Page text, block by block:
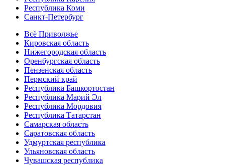
Республика Коми
Санкт-Петербург
Всё Приволжье
Кировская область
Нижегородская область
Оренбургская область
Пензенская область
Пермский край
Республика Башкортостан
Республика Марий Эл
Республика Мордовия
Республика Татарстан
Самарская область
Саратовская область
Удмуртская республика
Ульяновская область
Чувашская республика